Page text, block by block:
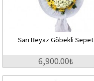
Sarı Beyaz Göbekli Sepet
6,900.00₺